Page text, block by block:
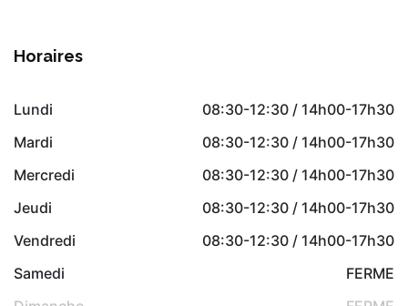
Horaires
Lundi
08:30-12:30 / 14h00-17h30
Mardi
08:30-12:30 / 14h00-17h30
Mercredi
08:30-12:30 / 14h00-17h30
Jeudi
08:30-12:30 / 14h00-17h30
Vendredi
08:30-12:30 / 14h00-17h30
Samedi
FERME